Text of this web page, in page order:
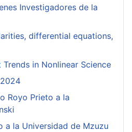
Investigadores de la
differential equations,
in Nonlinear Science
Royo Prieto a la
a la Universidad de Mzuzu